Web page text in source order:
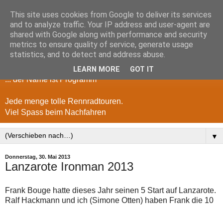
Die Abartigen, ...
... der Name ist Programm
Jede menge tolle Rennradtouren.
Viel Spass beim Nachfahren
▼
Donnerstag, 30. Mai 2013
Lanzarote Ironman 2013
Frank Bouge hatte dieses Jahr seinen 5 Start auf Lanzarote.
Ralf Hackmann und ich (Simone Otten) haben Frank die 10
This site uses cookies from Google to deliver its services
and to analyze traffic. Your IP address and user-agent are
shared with Google along with performance and security
metrics to ensure quality of service, generate usage
statistics, and to detect and address abuse.
LEARN MORE GOT IT